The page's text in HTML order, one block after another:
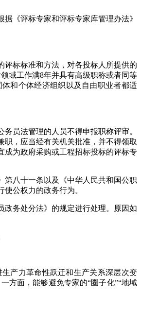
《评标专家和评标专家库管理办法》
评标标准和方法，对各投标人所提供的
域工作满8年并具有高级职称或者同等
和个体经济组织以及自由职业者都适
员法管理的人员不得申报职称评审。
，应当经有关机关批准，并不得领取
成为政府采购或工程招标投标的评标专
第八十一条以及《中华人民共和国公职
公权力的政务行为。
政务处分法》的规定进行处理。原因如
产力革命性跃迁和生产关系深层次变
方面，能够避免专家的“圈子化”“地域